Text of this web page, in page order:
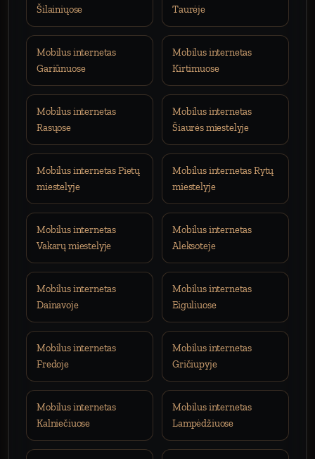
Šilainiųose
Taurėje
Mobilus internetas
Gariūnuose
Mobilus internetas
Kirtimuose
Mobilus internetas
Rasųose
Mobilus internetas
Šiaurės miestelyje
Mobilus internetas Pietų
miestelyje
Mobilus internetas Rytų
miestelyje
Mobilus internetas
Vakarų miestelyje
Mobilus internetas
Aleksoteje
Mobilus internetas
Dainavoje
Mobilus internetas
Eiguliuose
Mobilus internetas
Fredoje
Mobilus internetas
Gričiupyje
Mobilus internetas
Kalniečiuose
Mobilus internetas
Lampėdžiuose